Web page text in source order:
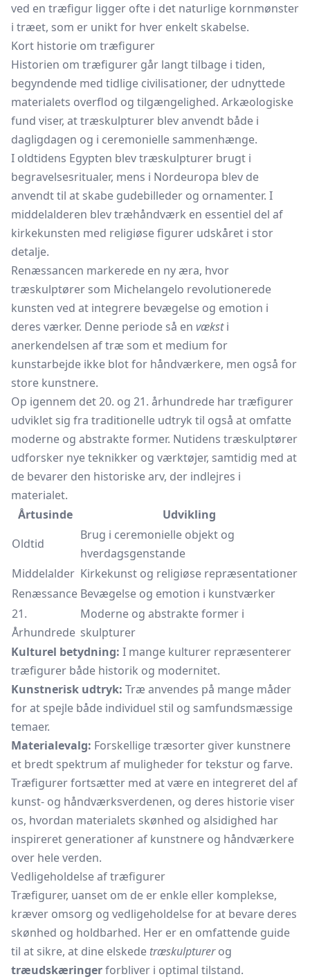
ved en træfigur ligger ofte i det naturlige kornmønster
i træet, som er unikt for hver enkelt skabelse.
Kort historie om træfigurer
Historien om træfigurer går langt tilbage i tiden,
begyndende med tidlige civilisationer, der udnyttede
materialets overflod og tilgængelighed. Arkæologiske
fund viser, at træskulpturer blev anvendt både i
dagligdagen og i ceremonielle sammenhænge.
I oldtidens Egypten blev træskulpturer brugt i
begravelsesritualer, mens i Nordeuropa blev de
anvendt til at skabe gudebilleder og ornamenter. I
middelalderen blev træhåndværk en essentiel del af
kirkekunsten med religiøse figurer udskåret i stor
detalje.
Renæssancen markerede en ny æra, hvor
træskulptører som Michelangelo revolutionerede
kunsten ved at integrere bevægelse og emotion i
deres værker. Denne periode så en væksti
anerkendelsen af træ som et medium for
kunstarbejde ikke blot for håndværkere, men også for
store kunstnere.
Op igennem det 20. og 21. århundrede har træfigurer
udviklet sig fra traditionelle udtryk til også at omfatte
moderne og abstrakte former. Nutidens træskulptører
udforsker nye teknikker og værktøjer, samtidig med at
de bevarer den historiske arv, der indlejres i
materialet.
Årtusinde
Udvikling
Oldtid
Brug i ceremonielle objekt og
hverdagsgenstande
Middelalder Kirkekunst og religiøse repræsentationer
Renæssance Bevægelse og emotion i kunstværker
21.
Århundrede
Moderne og abstrakte former i
skulpturer
Kulturel betydning: I mange kulturer repræsenterer
træfigurer både historik og modernitet.
Kunstnerisk udtryk: Træ anvendes på mange måder
for at spejle både individuel stil og samfundsmæssige
temaer.
Materialevalg: Forskellige træsorter giver kunstnere
et bredt spektrum af muligheder for tekstur og farve.
Træfigurer fortsætter med at være en integreret del af
kunst- og håndværksverdenen, og deres historie viser
os, hvordan materialets skønhed og alsidighed har
inspireret generationer af kunstnere og håndværkere
over hele verden.
Vedligeholdelse af træfigurer
Træfigurer, uanset om de er enkle eller komplekse,
kræver omsorg og vedligeholdelse for at bevare deres
skønhed og holdbarhed. Her er en omfattende guide
til at sikre, at dine elskede træskulpturerog
træudskæringerforbliver i optimal tilstand.